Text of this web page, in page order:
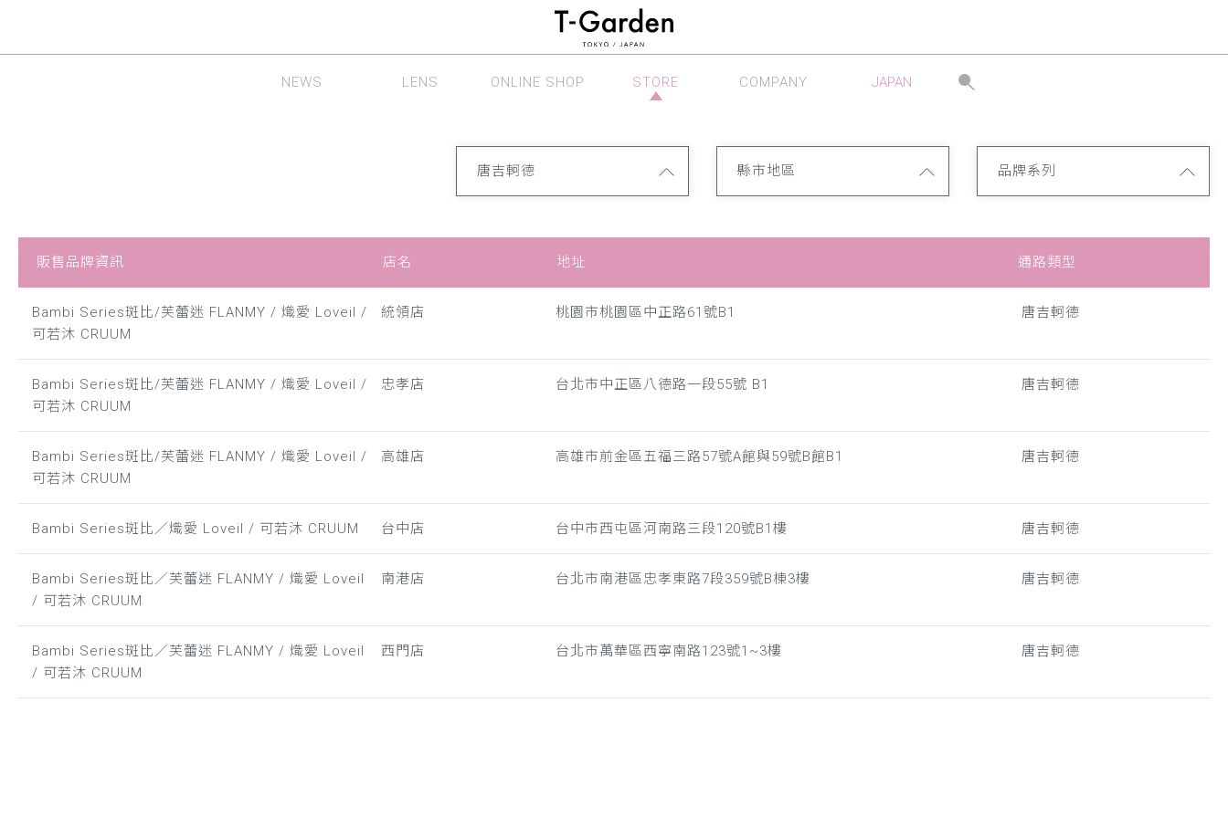
NEWS LENS ONLINE SHOP STORE COMPANY JAPAN
唐吉軻德 縣市地區 品牌系列
販售品牌資訊 店名 地址 通路類型
Bambi Series斑比/芙蕾迷 FLANMY / 熾愛 Loveil /
可若沐 CRUUM
統領店 桃園市桃園區中正路61號B1 唐吉軻德
Bambi Series斑比/芙蕾迷 FLANMY / 熾愛 Loveil /
可若沐 CRUUM
忠孝店 台北市中正區八德路一段55號 B1 唐吉軻德
Bambi Series斑比/芙蕾迷 FLANMY / 熾愛 Loveil /
可若沐 CRUUM
高雄店 高雄市前金區五福三路57號A館與59號B館B1 唐吉軻德
Bambi Series斑比／熾愛 Loveil / 可若沐 CRUUM 台中店 台中市西屯區河南路三段120號B1樓 唐吉軻德
Bambi Series斑比／芙蕾迷 FLANMY / 熾愛 Loveil
/ 可若沐 CRUUM
南港店 台北市南港區忠孝東路7段359號B棟3樓 唐吉軻德
Bambi Series斑比／芙蕾迷 FLANMY / 熾愛 Loveil
/ 可若沐 CRUUM
西門店 台北市萬華區西寧南路123號1~3樓 唐吉軻德